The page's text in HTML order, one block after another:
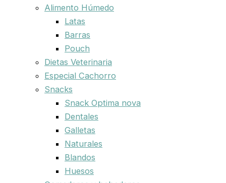
Alimento Húmedo
Latas
Barras
Pouch
Dietas Veterinaria
Especial Cachorro
Snacks
Snack Optima nova
Dentales
Galletas
Naturales
Blandos
Huesos